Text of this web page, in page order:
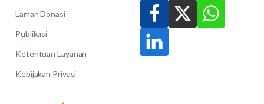
Laman Donasi
Publikasi
Ketentuan Layanan
Kebijakan Privasi